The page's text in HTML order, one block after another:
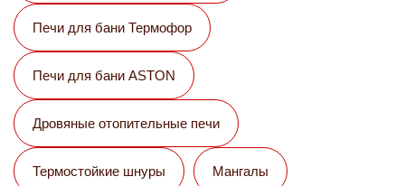
Печи для бани Термофор
Печи для бани ASTON
Дровяные отопительные печи
Термостойкие шнуры Мангалы